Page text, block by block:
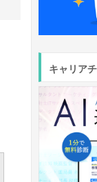
キャリア